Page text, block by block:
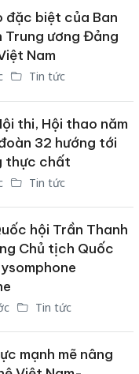
đặc biệt của Ban
Trung ương Đảng
Nam
Tin tức
thi, Hội thao năm
32 hướng tới
thực chất
Tin tức
hội Trần Thanh
Chủ tịch Quốc
Tin tức
mạnh mẽ nâng